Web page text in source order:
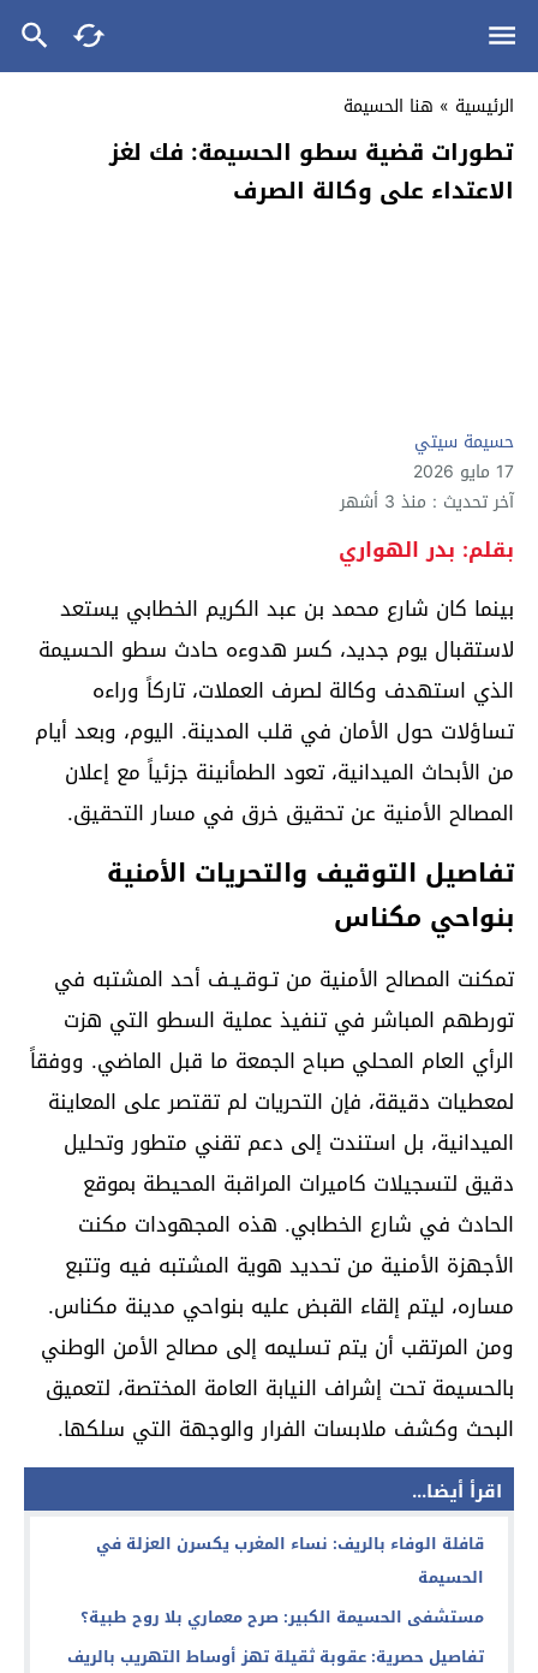
الرئيسية » هنا الحسيمة
تطورات قضية سطو الحسيمة: فك لغز
الاعتداء على وكالة الصرف
حسيمة سيتي
17 مايو 2026
آخر تحديث : منذ 3 أشهر
بقلم: بدر الهواري
بينما كان شارع محمد بن عبد الكريم الخطابي يستعد
لاستقبال يوم جديد، كسر هدوءه حادث سطو الحسيمة
الذي استهدف وكالة لصرف العملات، تاركاً وراءه
تساؤلات حول الأمان في قلب المدينة. اليوم، وبعد أيام
من الأبحاث الميدانية، تعود الطمأنينة جزئياً مع إعلان
المصالح الأمنية عن تحقيق خرق في مسار التحقيق.
تفاصيل التوقيف والتحريات الأمنية
بنواحي مكناس
تمكنت المصالح الأمنية من تـوقـيـف أحد المشتبه في
تورطهم المباشر في تنفيذ عملية السطو التي هزت
الرأي العام المحلي صباح الجمعة ما قبل الماضي. ووفقاً
لمعطيات دقيقة، فإن التحريات لم تقتصر على المعاينة
الميدانية، بل استندت إلى دعم تقني متطور وتحليل
دقيق لتسجيلات كاميرات المراقبة المحيطة بموقع
الحادث في شارع الخطابي. هذه المجهودات مكنت
الأجهزة الأمنية من تحديد هوية المشتبه فيه وتتبع
مساره، ليتم إلقاء القبض عليه بنواحي مدينة مكناس.
ومن المرتقب أن يتم تسليمه إلى مصالح الأمن الوطني
بالحسيمة تحت إشراف النيابة العامة المختصة، لتعميق
البحث وكشف ملابسات الفرار والوجهة التي سلكها.
اقرأ أيضا...
قافلة الوفاء بالريف: نساء المغرب يكسرن العزلة في
الحسيمة
مستشفى الحسيمة الكبير: صرح معماري بلا روح طبية؟
تفاصيل حصرية: عقوبة ثقيلة تهز أوساط التهريب بالريف